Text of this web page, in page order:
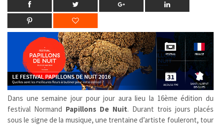
Dans une semaine jour pour jour aura lieu la 16ème édition du
festival Normand Papillons De Nuit. Durant trois jours placés
sous le signe de la musique, une trentaine d’artiste fouleront, tour